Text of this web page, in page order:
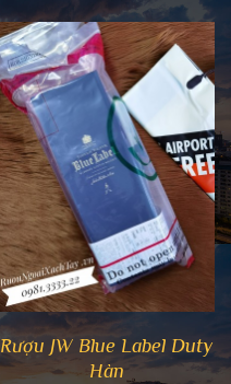
Rượu JW Blue Label Duty
Hàn